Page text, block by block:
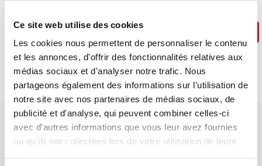
Ce site web utilise des cookies
Les cookies nous permettent de personnaliser le contenu
et les annonces, d'offrir des fonctionnalités relatives aux
médias sociaux et d'analyser notre trafic. Nous
partageons également des informations sur l'utilisation de
notre site avec nos partenaires de médias sociaux, de
publicité et d'analyse, qui peuvent combiner celles-ci
avec d'autres informations que vous leur avez fournies
ou qu'ils ont collectées lors de votre utilisation de leurs
Poursuivre ma sélection